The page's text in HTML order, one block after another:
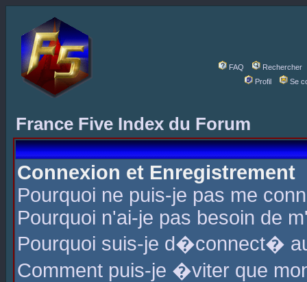
FAQ
Rechercher
Profil
Se
France Five Index du Forum
Connexion et Enregistrement
Pourquoi ne puis-je pas me
Pourquoi n'ai-je pas besoin de
Pourquoi suis-je d�connect�
Comment puis-je �viter que